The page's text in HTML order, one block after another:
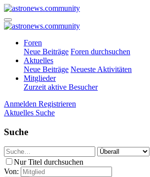
Foren
Neue Beiträge Foren durchsuchen
Aktuelles
Neue Beiträge Neueste Aktivitäten
Mitglieder
Zurzeit aktive Besucher
Anmelden Registrieren
Aktuelles Suche
Suche
Nur Titel durchsuchen
Von: